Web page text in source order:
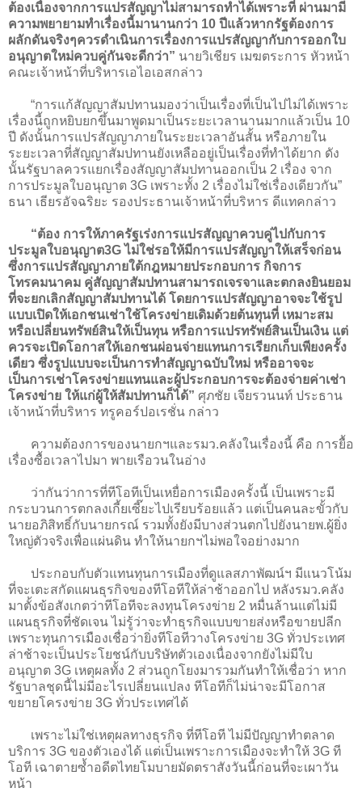
ต้องเนื่องจากการแปรสัญญาไม่สามารถทำได้เพราะที่ ผ่านมามี
ความพยายามทำเรื่องนี้มานานกว่า 10 ปีแล้วหากรัฐต้องการ
ผลักดันจริงๆควรดำเนินการเรื่องการแปรสัญญากับการออกใบ
อนุญาตใหม่ควบคู่กันจะดีกว่า” นายวิเชียร เมฆตระการ หัวหน้า
คณะเจ้าหน้าที่บริหารเอไอเอสกล่าว
“การแก้สัญญาสัมปทานมองว่าเป็นเรื่องที่เป็นไปไม่ได้เพราะ
เรื่องนี้ถูกหยิบยกขึ้นมาพูดมาเป็นระยะเวลานานมากแล้วเป็น 10
ปี ดังนั้นการแปรสัญญาภายในระยะเวลาอันสั้น หรือภายใน
ระยะเวลาที่สัญญาสัมปทานยังเหลืออยู่เป็นเรื่องที่ทำได้ยาก ดัง
นั้นรัฐบาลควรแยกเรื่องสัญญาสัมปทานออกเป็น 2 เรื่อง จาก
การประมูลใบอนุญาต 3G เพราะทั้ง 2 เรื่องไม่ใช่เรื่องเดียวกัน”
ธนา เธียรอัจฉริยะ รองประธานเจ้าหน้าที่บริหาร ดีแทคกล่าว
“ต้อง การให้ภาครัฐเร่งการแปรสัญญาควบคู่ไปกับการ
ประมูลใบอนุญาต3G ไม่ใช่รอให้มีการแปรสัญญาให้เสร็จก่อน
ซึ่งการแปรสัญญาภายใต้กฎหมายประกอบการ กิจการ
โทรคมนาคม คู่สัญญาสัมปทานสามารถเจรจาและตกลงยินยอม
ที่จะยกเลิกสัญญาสัมปทานได้ โดยการแปรสัญญาอาจจะใช้รูป
แบบเปิดให้เอกชนเช่าใช้โครงข่ายเดิมด้วยต้นทุนที่ เหมาะสม
หรือเปลี่ยนทรัพย์สินให้เป็นทุน หรือการแปรทรัพย์สินเป็นเงิน แต่
ควรจะเปิดโอกาสให้เอกชนผ่อนจ่ายแทนการเรียกเก็บเพียงครั้ง
เดียว ซึ่งรูปแบบจะเป็นการทำสัญญาฉบับใหม่ หรืออาจจะ
เป็นการเช่าโครงข่ายแทนและผู้ประกอบการจะต้องจ่ายค่าเช่า
โครงข่าย ให้แก่ผู้ให้สัมปทานก็ได้” ศุภชัย เจียรวนนท์ ประธาน
เจ้าหน้าที่บริหาร ทรูคอร์ปอเรชั่น กล่าว
ความต้องการของนายกฯและรมว.คลังในเรื่องนี้ คือ การยื้อ
เรื่องซื้อเวลาไปมา พายเรือวนในอ่าง
ว่ากันว่าการที่ทีโอทีเป็นเหยื่อการเมืองครั้งนี้ เป็นเพราะมี
กระบวนการตกลงเกี้ยเซี๊ยะไปเรียบร้อยแล้ว แต่เป็นคนละขั้วกับ
นายอภิสิทธิ์กับนายกรณ์ รวมทั้งยังมีบางส่วนตกไปยังนายพ.ผู้ยิ่ง
ใหญ่ตัวจริงเพื่อแผ่นดิน ทำให้นายกฯไม่พอใจอย่างมาก
ประกอบกับตัวแทนทุนการเมืองที่ดูแลสภาพัฒน์ฯ มีแนวโน้ม
ที่จะเตะสกัดแผนธุรกิจของทีโอทีให้ล่าช้าออกไป หลังรมว.คลัง
มาตั้งข้อสังเกตว่าทีโอทีจะลงทุนโครงข่าย 2 หมื่นล้านแต่ไม่มี
แผนธุรกิจที่ชัดเจน ไม่รู้ว่าจะทำธุรกิจแบบขายส่งหรือขายปลีก
เพราะทุนการเมืองเชื่อว่ายิ่งทีโอทีวางโครงข่าย 3G ทั่วประเทศ
ล่าช้าจะเป็นประโยชน์กับบริษัทตัวเองเนื่องจากยังไม่มีใบ
อนุญาต 3G เหตุผลทั้ง 2 ส่วนถูกโยงมารวมกันทำให้เชื่อว่า หาก
รัฐบาลชุดนี้ไม่มีอะไรเปลี่ยนแปลง ทีโอทีก็ไม่น่าจะมีโอกาส
ขยายโครงข่าย 3G ทั่วประเทศได้
เพราะไม่ใช่เหตุผลทางธุรกิจ ที่ทีโอที ไม่มีปัญญาทำตลาด
บริการ 3G ของตัวเองได้ แต่เป็นเพราะการเมืองจะทำให้ 3G ที
โอที เฉาตายซ้ำอดีตไทยโมบายมัดตราสังวันนี้ก่อนที่จะเผาวัน
หน้า